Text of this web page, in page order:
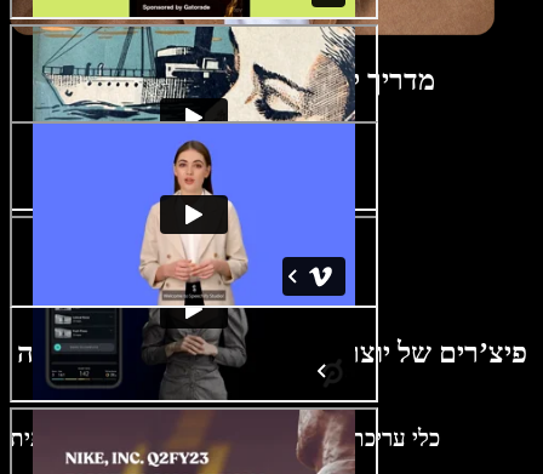
מדריך ליוצר רילס לאינסטגרם
פיצ’רים של יוצר רילס לאינסטגרם מבוסס בינה
מלאכותית
כלי עריכת וידאו מתקדמים על ידי בינה מלאכותית